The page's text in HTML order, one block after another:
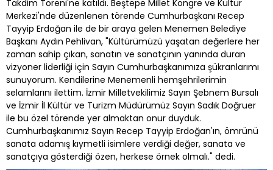
Takdim Töreni'ne katıldı. Beştepe Millet Kongre ve Kültür
Merkezi'nde düzenlenen törende Cumhurbaşkanı Recep
Tayyip Erdoğan ile de bir araya gelen Menemen Belediye
Başkanı Aydın Pehlivan, "Kültürümüzü yaşatan değerlere her
zaman sahip çıkan, sanatın ve sanatçının yanında duran
vizyoner liderliği için Sayın Cumhurbaşkanımıza şükranlarımı
sunuyorum. Kendilerine Menemenli hemşehrilerimin
selamlarını ilettim. İzmir Milletvekilimiz Sayın Şebnem Bursalı
ve İzmir İl Kültür ve Turizm Müdürümüz Sayın Sadık Doğruer
ile bu özel törende yer almaktan onur duyduk.
Cumhurbaşkanımız Sayın Recep Tayyip Erdoğan'ın, ömrünü
sanata adamış kıymetli isimlere verdiği değer, sanata ve
sanatçıya gösterdiği özen, herkese örnek olmalı." dedi.